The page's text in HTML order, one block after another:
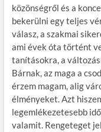
közönségről és a
bekerülni egy teljes
válasz, a szakmai
ami évek óta történt
tanításokra, a
Bárnak, az maga a
érzem magam, alig
élményeket. Azt
legemlékezetesebb
valamit. Rengeteget